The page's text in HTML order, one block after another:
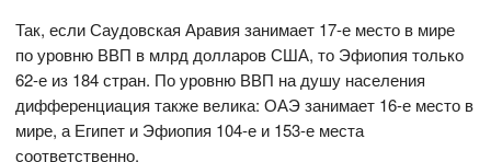
Так, если Саудовская Аравия занимает 17-е место в мире
по уровню ВВП в млрд долларов США, то Эфиопия только
62-е из 184 стран. По уровню ВВП на душу населения
дифференциация также велика: ОАЭ занимает 16-е место в
мире, а Египет и Эфиопия 104-е и 153-е места
соответственно.